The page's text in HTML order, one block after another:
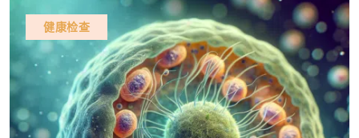
健康检查